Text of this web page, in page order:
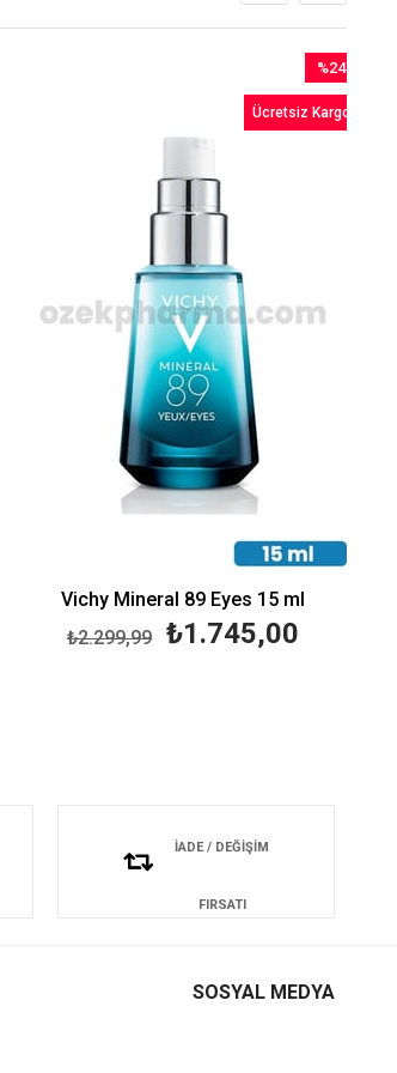
Vichy Mineral 89 Eyes 15 ml
₺1.745,00
₺2.299,99
%24
İndirim
%24İndirim
Ücretsiz Kargo
İADE / DEĞİŞİM
FIRSATI
SOSYAL MEDYA